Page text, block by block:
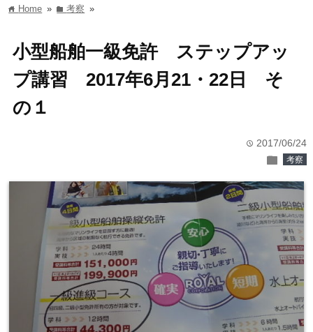
home Home » folder考察 »
小型船舶一級免許 ステップアッ
プ講習 2017年6月21・22日 そ
の１
time 2017/06/24
folder 考察